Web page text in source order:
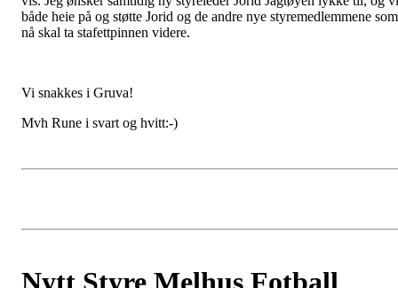
både heie på og støtte Jorid og de andre nye styremedlemmene som
nå skal ta stafettpinnen videre.
Vi snakkes i Gruva!
Mvh Rune i svart og hvitt:-)